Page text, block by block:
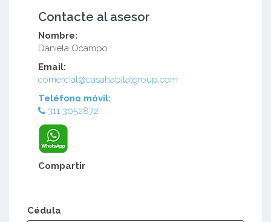
Contacte al asesor
Nombre:
Daniela Ocampo
Email:
comercial@casahabitatgroup.com
Teléfono móvil:
311 3052872
Compartir
Cédula